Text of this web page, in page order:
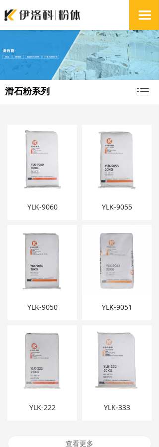
끀
ꂇ
滑石粉系列
YLK-9060 YLK-9055
YLK-9050 YLK-9051
YLK-222 YLK-333
查看更多